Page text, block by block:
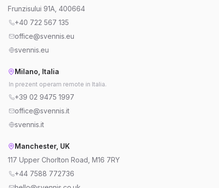
Frunzisului 91A, 400664
+40 722 567 135
office@svennis.eu
svennis.eu
Milano, Italia
In prezent operam remote in Italia.
+39 02 9475 1997
office@svennis.it
svennis.it
Manchester, UK
117 Upper Chorlton Road, M16 7RY
+44 7588 772736